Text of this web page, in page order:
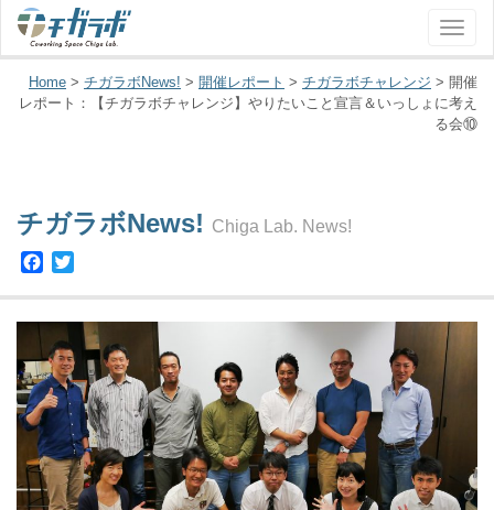
ナ
ビ
ゲ
ー
シ
Home > チガラボNews! > 開催レポート > チガラボチャレンジ > 開催
レポート：【チガラボチャレンジ】やりたいこと宣言＆いっしょに考え
る会⑩
チガラボNews! Chiga Lab. News!
Facebook